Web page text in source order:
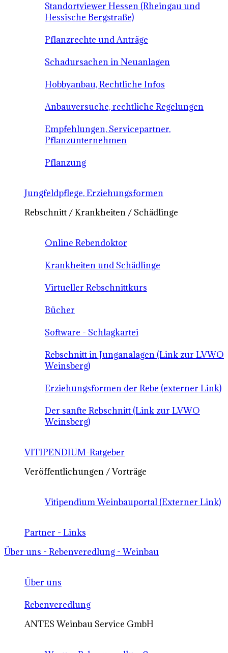
Standortviewer Hessen (Rheingau und
Hessische Bergstraße)
Pflanzrechte und Anträge
Schadursachen in Neuanlagen
Hobbyanbau, Rechtliche Infos
Anbauversuche, rechtliche Regelungen
Empfehlungen, Servicepartner,
Pflanzunternehmen
Pflanzung
Jungfeldpflege, Erziehungsformen
Rebschnitt / Krankheiten / Schädlinge
Online Rebendoktor
Krankheiten und Schädlinge
Virtueller Rebschnittkurs
Bücher
Software - Schlagkartei
Rebschnitt in Junganalagen (Link zur LVWO
Weinsberg)
Erziehungsformen der Rebe (externer Link)
Der sanfte Rebschnitt (Link zur LVWO
Weinsberg)
VITIPENDIUM-Ratgeber
Veröffentlichungen / Vorträge
Vitipendium Weinbauportal (Externer Link)
Partner - Links
Über uns - Rebenveredlung - Weinbau
Über uns
Rebenveredlung
ANTES Weinbau Service GmbH